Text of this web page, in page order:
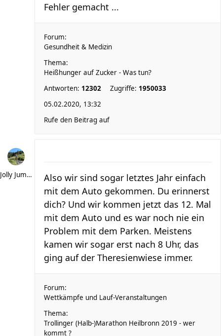
Fehler gemacht ...
Forum:
Gesundheit & Medizin
Thema:
Heißhunger auf Zucker - Was tun?
Antworten: 12302 Zugriffe: 1950033
05.02.2020, 13:32
Rufe den Beitrag auf
Jolly Jumper
Also wir sind sogar letztes Jahr einfach
mit dem Auto gekommen. Du erinnerst
dich? Und wir kommen jetzt das 12. Mal
mit dem Auto und es war noch nie ein
Problem mit dem Parken. Meistens
kamen wir sogar erst nach 8 Uhr, das
ging auf der Theresienwiese immer.
Forum:
Wettkämpfe und Lauf-Veranstaltungen
Thema:
Trollinger (Halb-)Marathon Heilbronn 2019 - wer
kommt ?